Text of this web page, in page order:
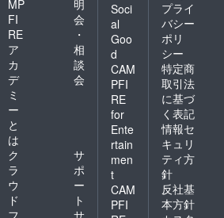
MP
FI
RE
ア
カ
デ
ミ
ー
と
は
明
会
・
相
談
会
ク
ラ
ウ
ド
フ
サ
ポ
ー
ト
サ
Soci
al
Goo
d
CAM
PFI
RE
for
Ente
rtain
men
t
CAM
PFI
プライ
バシー
ポリ
シー
特定商
取引法
に基づ
く表記
情報セ
キュリ
ティ方
針
反社基
本方針